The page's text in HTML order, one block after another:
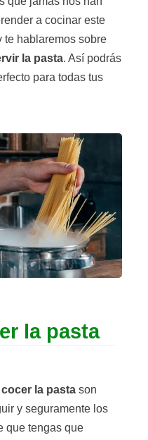
a cocinar este
te hablaremos sobre
la pasta. Así podrás
para todas tus
la pasta
la pasta son
y seguramente los
que tengas que